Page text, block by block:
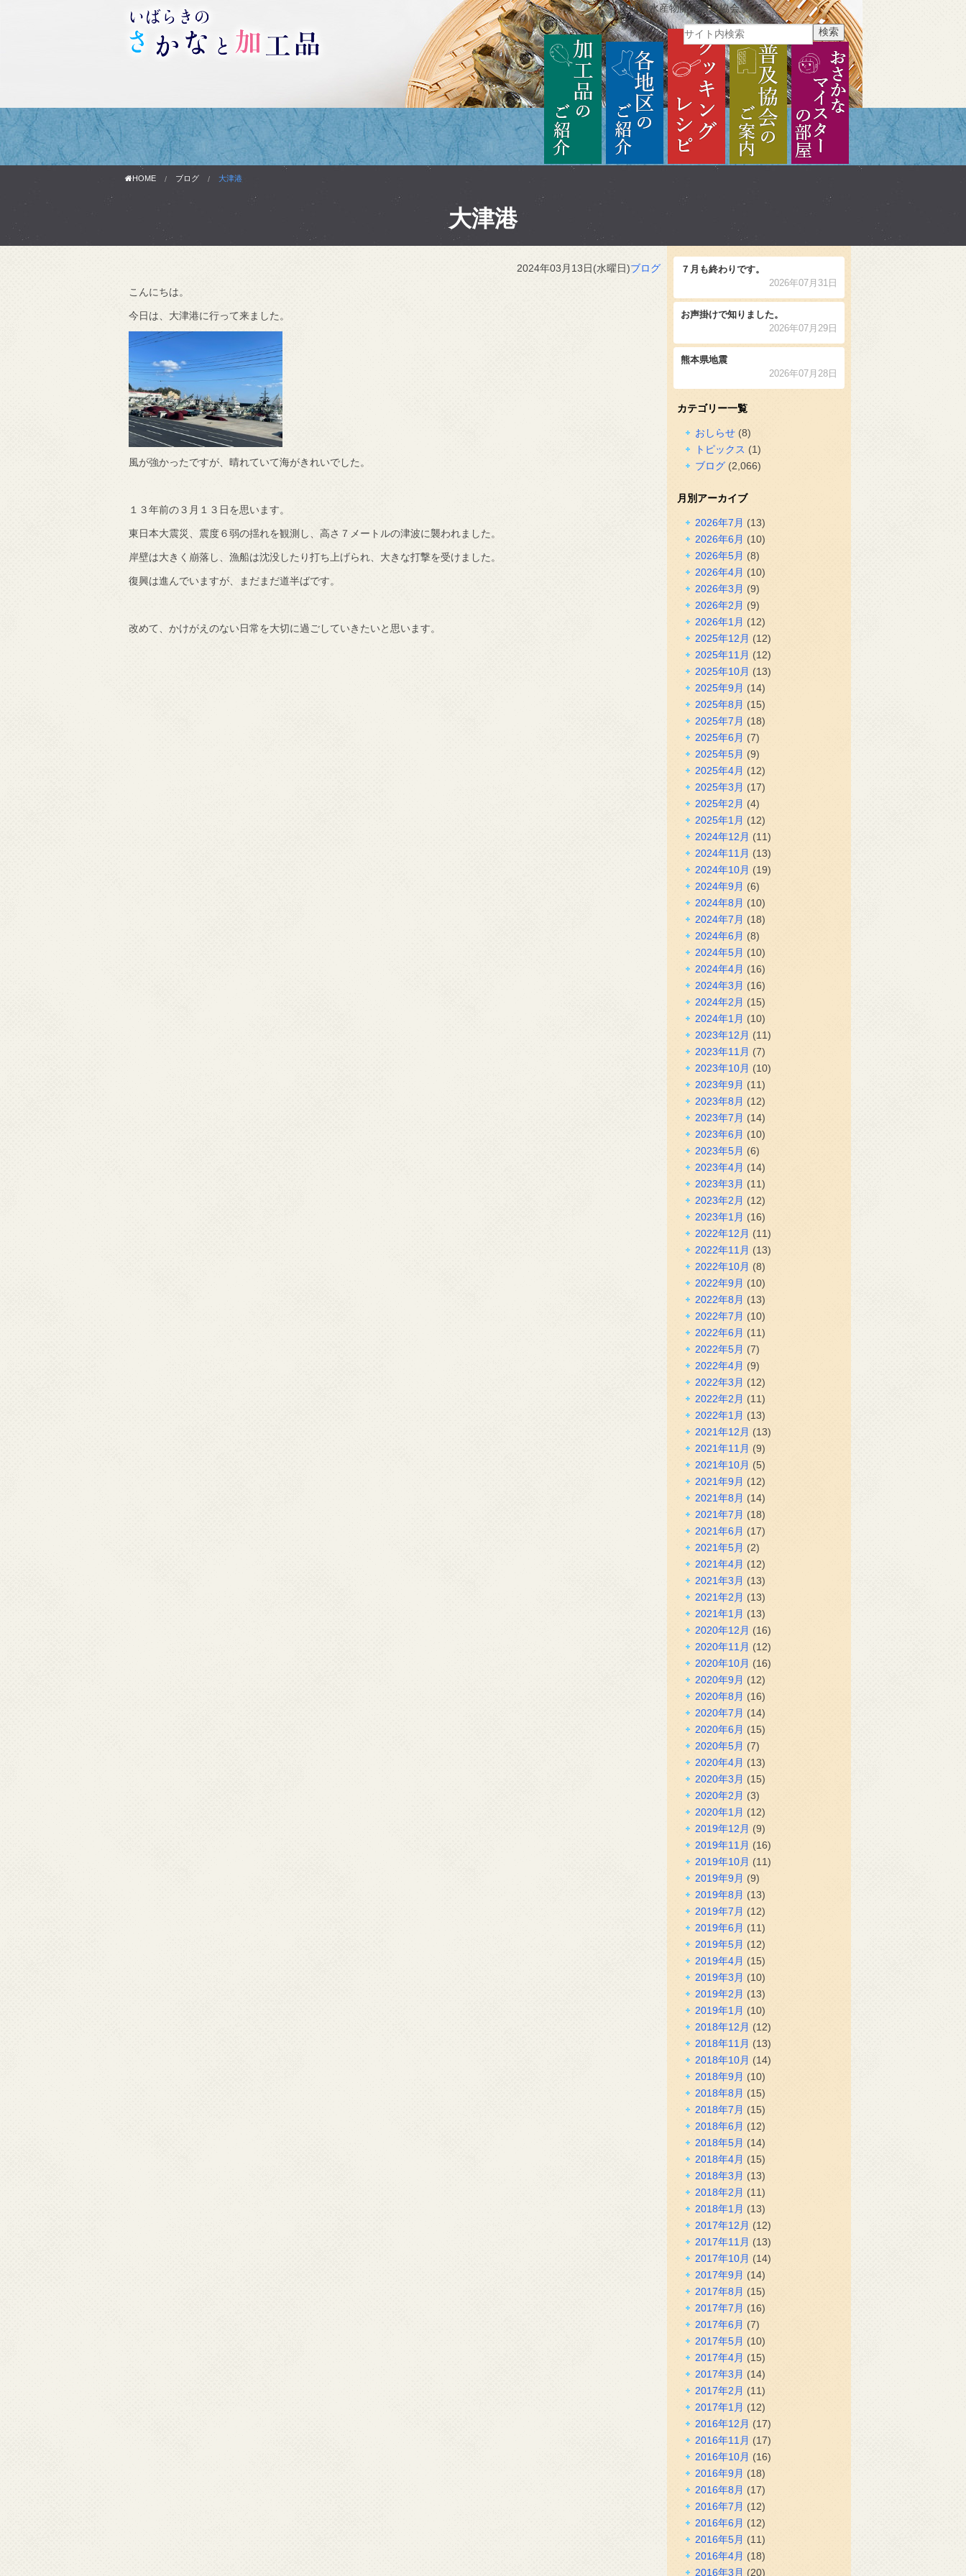
茨城県水産物開発普及協会
おさかなマイスターの部
普及協会のご案内
クッキングレシピ
各地区のご紹介
加工品のご紹介
HOME ブログ 大津港
大津港
2024年03月13日(水曜日)ブログ
こんにちは。
今日は、大津港に行って来ました。
風が強かったですが、晴れていて海がきれいでした。
１３年前の３月１３日を思います。
東日本大震災、震度６弱の揺れを観測し、高さ７メートルの津波に襲われました。
岸壁は大きく崩落し、漁船は沈没したり打ち上げられ、大きな打撃を受けました。
復興は進んでいますが、まだまだ道半ばです。
改めて、かけがえのない日常を大切に過ごしていきたいと思います。
７月も終わりです。
2026年07月31日
お声掛けで知りました。
2026年07月29日
熊本県地震
2026年07月28日
カテゴリー一覧
おしらせ(8)
トピックス (1)
ブログ(2,066)
月別アーカイブ
2026年7月 (13)
2026年6月 (10)
2026年5月 (8)
2026年4月 (10)
2026年3月 (9)
2026年2月 (9)
2026年1月 (12)
2025年12月 (12)
2025年11月 (12)
2025年10月 (13)
2025年9月 (14)
2025年8月 (15)
2025年7月 (18)
2025年6月 (7)
2025年5月 (9)
2025年4月 (12)
2025年3月 (17)
2025年2月 (4)
2025年1月 (12)
2024年12月 (11)
2024年11月 (13)
2024年10月 (19)
2024年9月 (6)
2024年8月 (10)
2024年7月 (18)
2024年6月 (8)
2024年5月 (10)
2024年4月 (16)
2024年3月 (16)
2024年2月 (15)
2024年1月 (10)
2023年12月 (11)
2023年11月 (7)
2023年10月 (10)
2023年9月 (11)
2023年8月 (12)
2023年7月 (14)
2023年6月 (10)
2023年5月 (6)
2023年4月 (14)
2023年3月 (11)
2023年2月 (12)
2023年1月 (16)
2022年12月 (11)
2022年11月 (13)
2022年10月 (8)
2022年9月 (10)
2022年8月 (13)
2022年7月 (10)
2022年6月 (11)
2022年5月 (7)
2022年4月 (9)
2022年3月 (12)
2022年2月 (11)
2022年1月 (13)
2021年12月 (13)
2021年11月 (9)
2021年10月 (5)
2021年9月 (12)
2021年8月 (14)
2021年7月 (18)
2021年6月 (17)
2021年5月 (2)
2021年4月 (12)
2021年3月 (13)
2021年2月 (13)
2021年1月 (13)
2020年12月 (16)
2020年11月 (12)
2020年10月 (16)
2020年9月 (12)
2020年8月 (16)
2020年7月 (14)
2020年6月 (15)
2020年5月 (7)
2020年4月 (13)
2020年3月 (15)
2020年2月 (3)
2020年1月 (12)
2019年12月 (9)
2019年11月 (16)
2019年10月 (11)
2019年9月 (9)
2019年8月 (13)
2019年7月 (12)
2019年6月 (11)
2019年5月 (12)
2019年4月 (15)
2019年3月 (10)
2019年2月 (13)
2019年1月 (10)
2018年12月 (12)
2018年11月 (13)
2018年10月 (14)
2018年9月 (10)
2018年8月 (15)
2018年7月 (15)
2018年6月 (12)
2018年5月 (14)
2018年4月 (15)
2018年3月 (13)
2018年2月 (11)
2018年1月 (13)
2017年12月 (12)
2017年11月 (13)
2017年10月 (14)
2017年9月 (14)
2017年8月 (15)
2017年7月 (16)
2017年6月 (7)
2017年5月 (10)
2017年4月 (15)
2017年3月 (14)
2017年2月 (11)
2017年1月 (12)
2016年12月 (17)
2016年11月 (17)
2016年10月 (16)
2016年9月 (18)
2016年8月 (17)
2016年7月 (12)
2016年6月 (12)
2016年5月 (11)
2016年4月 (18)
2016年3月 (20)